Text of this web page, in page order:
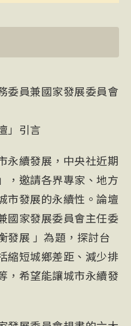
委員兼國家發展委員會
」引言
永續發展，中央社近期
，邀請各界專家、地方
市發展的永續性。論壇
國家發展委員會主任委
發展 」為題，探討台
縮短城鄉差距、減少排
，希望能讓城市永續發